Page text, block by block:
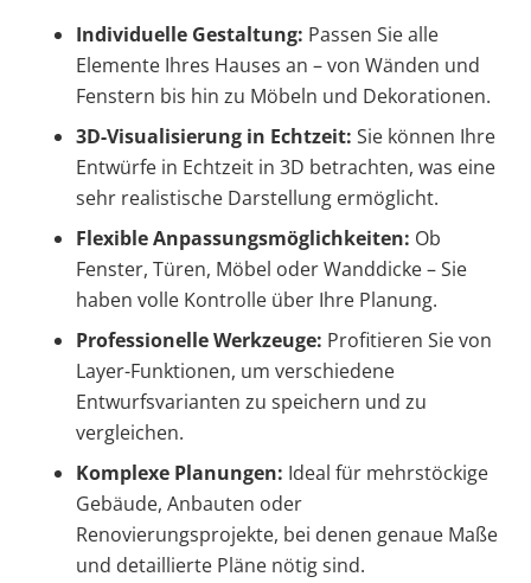
Individuelle Gestaltung: Passen Sie alle
Elemente Ihres Hauses an – von Wänden und
Fenstern bis hin zu Möbeln und Dekorationen.
3D-Visualisierung in Echtzeit: Sie können Ihre
Entwürfe in Echtzeit in 3D betrachten, was eine
sehr realistische Darstellung ermöglicht.
Flexible Anpassungsmöglichkeiten: Ob
Fenster, Türen, Möbel oder Wanddicke – Sie
haben volle Kontrolle über Ihre Planung.
Professionelle Werkzeuge: Profitieren Sie von
Layer-Funktionen, um verschiedene
Entwurfsvarianten zu speichern und zu
vergleichen.
Komplexe Planungen: Ideal für mehrstöckige
Gebäude, Anbauten oder
Renovierungsprojekte, bei denen genaue Maße
und detaillierte Pläne nötig sind.